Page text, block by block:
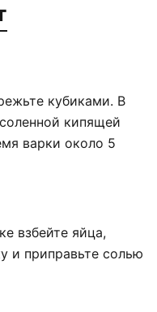
кубиками. В
кипящей
варки около 5
взбейте яйца,
и приправьте солью